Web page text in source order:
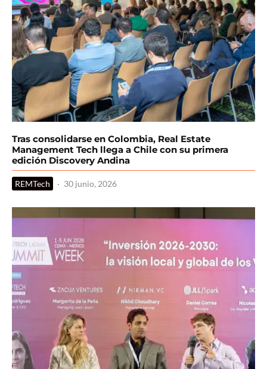
Tras consolidarse en Colombia, Real Estate
Management Tech llega a Chile con su primera
edición Discovery Andina
REMTech · 30 junio, 2026